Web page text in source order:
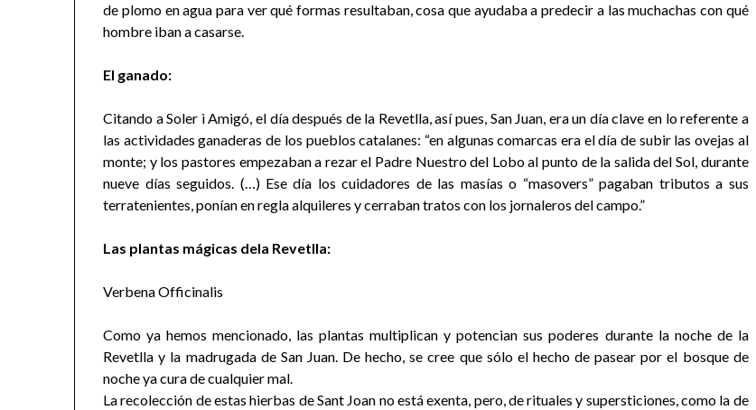
de plomo en agua para ver qué formas resultaban, cosa que ayudaba a predecir a las muchachas con qué
hombre iban a casarse.
El ganado:
Citando a Soler i Amigó, el día después de la Revetlla, así pues, San Juan, era un día clave en lo referente a
las actividades ganaderas de los pueblos catalanes: “en algunas comarcas era el día de subir las ovejas al
monte; y los pastores empezaban a rezar el Padre Nuestro del Lobo al punto de la salida del Sol, durante
nueve días seguidos. (…) Ese día los cuidadores de las masías o “masovers” pagaban tributos a sus
terratenientes, ponían en regla alquileres y cerraban tratos con los jornaleros del campo.”
Las plantas mágicas dela Revetlla:
Verbena Officinalis
Como ya hemos mencionado, las plantas multiplican y potencian sus poderes durante la noche de la
Revetlla y la madrugada de San Juan. De hecho, se cree que sólo el hecho de pasear por el bosque de
noche ya cura de cualquier mal.
La recolección de estas hierbas de Sant Joan no está exenta, pero, de rituales y supersticiones, como la de